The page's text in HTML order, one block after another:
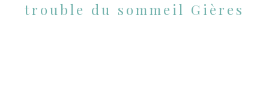
trouble du sommeil Gières